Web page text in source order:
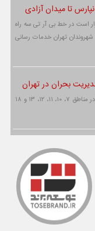
تا میدان آزادی
است در خط بی آر تی سه راه
شهروندان تهران خدمات رسانی
تهران رسانه | ۶ پایگاه جدید در مناطق ۷، ۱۰، ۱۱، ۱۲، ۱۳ و ۱۸